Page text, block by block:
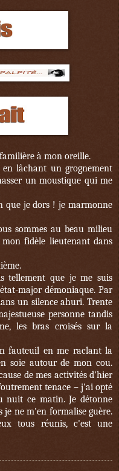
à mon oreille.
lâchant un grognement
un moustique qui me
que je dors ! je marmonne
sommes au beau milieu
fidèle lieutenant dans
tellement que je me suis
major démoniaque. Par
un silence ahuri. Trente
personne tandis
les bras croisés sur la
fauteuil en me raclant la
soie autour de mon cou.
de mes activités d'hier
tenace – j'ai opté
nuit ce matin. Je détonne
je ne m'en formalise guère.
tous réunis, c'est une